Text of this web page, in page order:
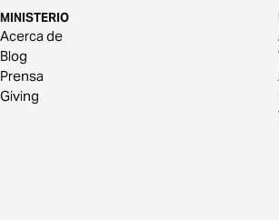
MINISTERIO
Acerca de
Blog
Prensa
Giving